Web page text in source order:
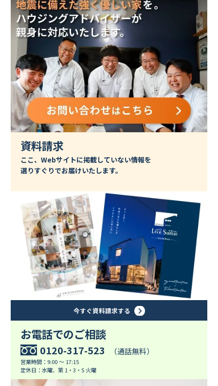
資料請求
ここ、Webサイトに掲載していない情報を
選りすぐりでお届けいたします。
今すぐ資料請求する
お電話でのご相談
0120-317-523 （通話無料）
営業時間：9:00 ～ 17:15
定休日：水曜、第 1・3・5 火曜